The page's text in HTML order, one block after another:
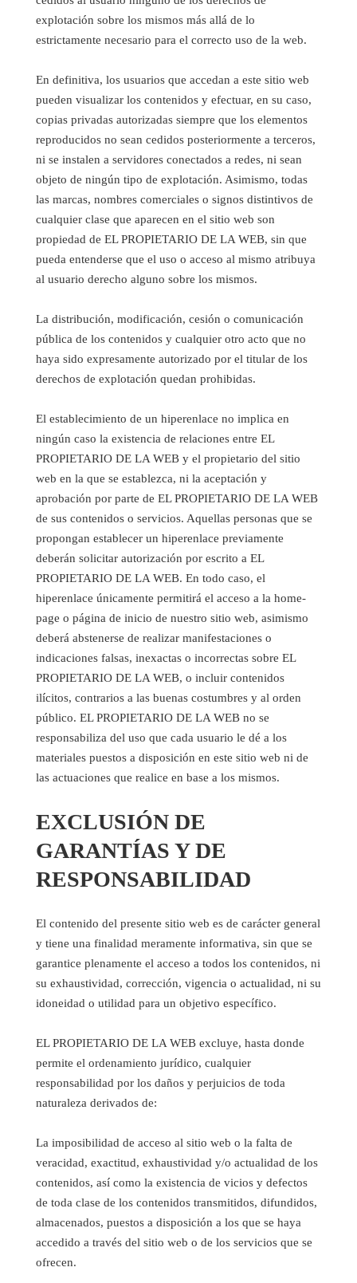
explotación sobre los mismos más allá de lo
estrictamente necesario para el correcto uso de la web.
En definitiva, los usuarios que accedan a este sitio web
pueden visualizar los contenidos y efectuar, en su caso,
copias privadas autorizadas siempre que los elementos
reproducidos no sean cedidos posteriormente a terceros,
ni se instalen a servidores conectados a redes, ni sean
objeto de ningún tipo de explotación. Asimismo, todas
las marcas, nombres comerciales o signos distintivos de
cualquier clase que aparecen en el sitio web son
propiedad de EL PROPIETARIO DE LA WEB, sin que
pueda entenderse que el uso o acceso al mismo atribuya
al usuario derecho alguno sobre los mismos.
La distribución, modificación, cesión o comunicación
pública de los contenidos y cualquier otro acto que no
haya sido expresamente autorizado por el titular de los
derechos de explotación quedan prohibidas.
El establecimiento de un hiperenlace no implica en
ningún caso la existencia de relaciones entre EL
PROPIETARIO DE LA WEB y el propietario del sitio
web en la que se establezca, ni la aceptación y
aprobación por parte de EL PROPIETARIO DE LA WEB
de sus contenidos o servicios. Aquellas personas que se
propongan establecer un hiperenlace previamente
deberán solicitar autorización por escrito a EL
PROPIETARIO DE LA WEB. En todo caso, el
hiperenlace únicamente permitirá el acceso a la home-
page o página de inicio de nuestro sitio web, asimismo
deberá abstenerse de realizar manifestaciones o
indicaciones falsas, inexactas o incorrectas sobre EL
PROPIETARIO DE LA WEB, o incluir contenidos
ilícitos, contrarios a las buenas costumbres y al orden
público. EL PROPIETARIO DE LA WEB no se
responsabiliza del uso que cada usuario le dé a los
materiales puestos a disposición en este sitio web ni de
las actuaciones que realice en base a los mismos.
EXCLUSIÓN DE
GARANTÍAS Y DE
RESPONSABILIDAD
El contenido del presente sitio web es de carácter general
y tiene una finalidad meramente informativa, sin que se
garantice plenamente el acceso a todos los contenidos, ni
su exhaustividad, corrección, vigencia o actualidad, ni su
idoneidad o utilidad para un objetivo específico.
EL PROPIETARIO DE LA WEB excluye, hasta donde
permite el ordenamiento jurídico, cualquier
responsabilidad por los daños y perjuicios de toda
naturaleza derivados de:
La imposibilidad de acceso al sitio web o la falta de
veracidad, exactitud, exhaustividad y/o actualidad de los
contenidos, así como la existencia de vicios y defectos
de toda clase de los contenidos transmitidos, difundidos,
almacenados, puestos a disposición a los que se haya
accedido a través del sitio web o de los servicios que se
ofrecen.